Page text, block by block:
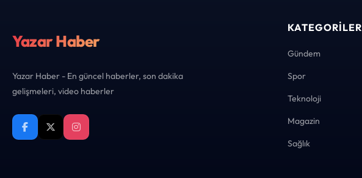
Yazar Haber
Yazar Haber - En güncel haberler, son dakika
gelişmeleri, video haberler
KATEGORILER
Gündem
Spor
Teknoloji
Magazin
Sağlık